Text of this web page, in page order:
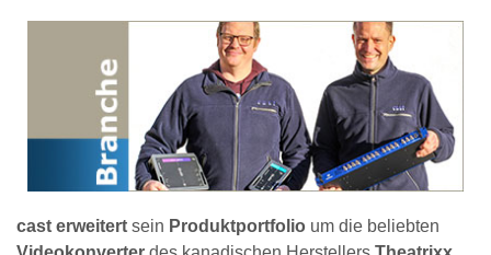
cast erweitert sein Produktportfolio um die beliebten